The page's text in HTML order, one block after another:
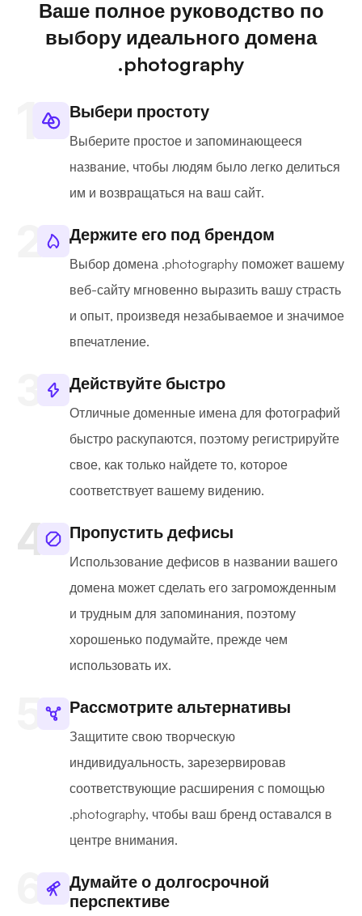
Ваше полное руководство по
выбору идеального домена
.photography
Выбери простоту
Выберите простое и запоминающееся
название, чтобы людям было легко делиться
им и возвращаться на ваш сайт.
Держите его под брендом
Выбор домена .photography поможет вашему
веб-сайту мгновенно выразить вашу страсть
и опыт, произведя незабываемое и значимое
впечатление.
Действуйте быстро
Отличные доменные имена для фотографий
быстро раскупаются, поэтому регистрируйте
свое, как только найдете то, которое
соответствует вашему видению.
Пропустить дефисы
Использование дефисов в названии вашего
домена может сделать его загроможденным
и трудным для запоминания, поэтому
хорошенько подумайте, прежде чем
использовать их.
Рассмотрите альтернативы
Защитите свою творческую
индивидуальность, зарезервировав
соответствующие расширения с помощью
.photography, чтобы ваш бренд оставался в
центре внимания.
Думайте о долгосрочной
перспективе